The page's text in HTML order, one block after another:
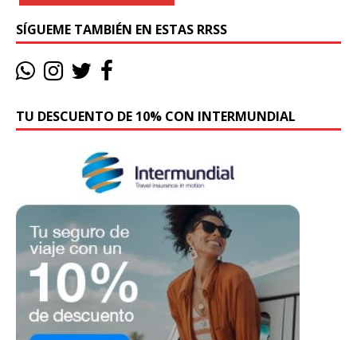
SÍGUEME TAMBIÉN EN ESTAS RRSS
TU DESCUENTO DE 10% CON INTERMUNDIAL